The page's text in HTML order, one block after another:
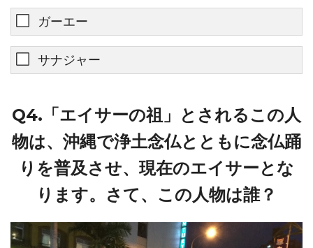
ガーエー
サナジャー
Q4.「エイサーの祖」とされるこの人
物は、沖縄で浄土念仏とともに念仏踊
りを普及させ、現在のエイサーとな
ります。さて、この人物は誰？